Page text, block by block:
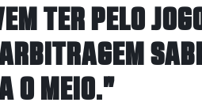
TER PELO
O MEIO."